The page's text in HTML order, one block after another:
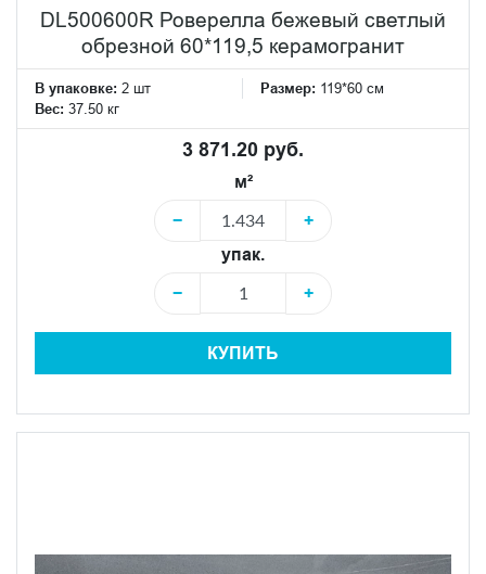
DL500600R Роверелла бежевый светлый
обрезной 60*119,5 керамогранит
В упаковке: 2 шт Размер: 119*60 см
Вес: 37.50 кг
3 871.20 руб.
м²
−
+
упак.
−
+
КУПИТЬ